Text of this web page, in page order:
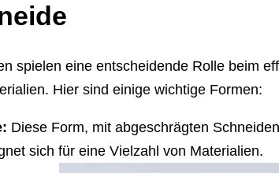
spielen eine entscheidende Rolle beim
Hier sind einige wichtige Formen:
Diese Form, mit abgeschrägten
sich für eine Vielzahl von Materialien.